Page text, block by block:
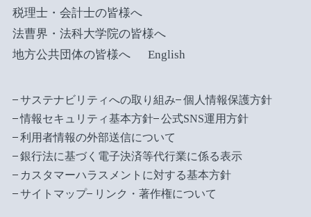
税理士・会計士の皆様へ
法曹界・法科大学院の皆様へ
地方公共団体の皆様へ
English
サステナビリティへの取り組み
個人情報保護方針
情報セキュリティ基本方針
公式SNS運用方針
利用者情報の外部送信について
銀行法に基づく電子決済等代行業に係る表示
カスタマーハラスメントに対する基本方針
サイトマップ
リンク・著作権について